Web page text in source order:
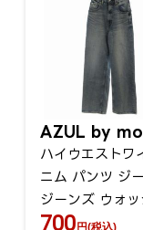
AZUL by
ハイウエストワ
ニム パンツ ジ
ジーンズ ウォッ
工 XS インディゴ
700 円(税込)